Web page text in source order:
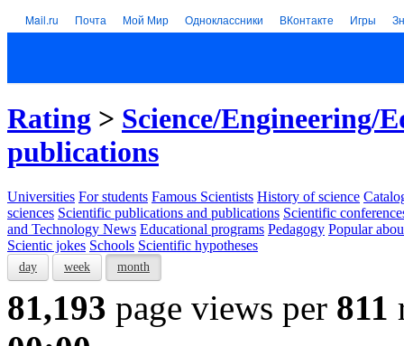
Mail.ru Почта Мой Мир Одноклассники ВКонтакте Игры
Rating > Science/Engineering/
publications
Universities For students Famous Scientists History of science
sciences Scientific publications and publications Scientific
and Technology News Educational programs Pedagogy Popular
Scientic jokes Schools Scientific hypotheses
day week month
81,193 page views per 811